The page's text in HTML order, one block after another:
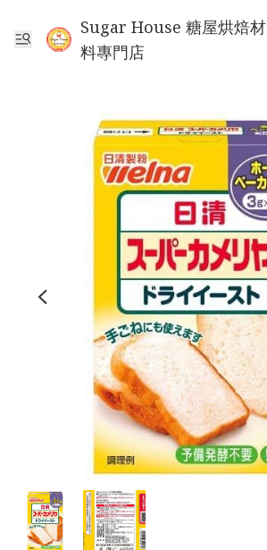
Sugar House 糖屋烘焙材
料專門店